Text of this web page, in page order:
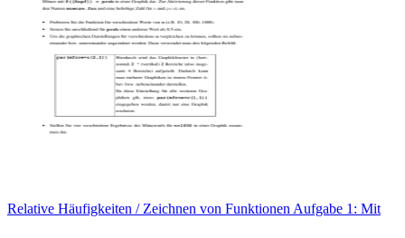
Relative Häufigkeiten / Zeichnen von Funktionen Aufgabe 1: Mit